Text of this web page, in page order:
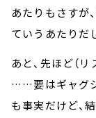
あたりもさすが
ていうあたりだ
あと、先ほど（
……要はギャグ
も事実だけど、